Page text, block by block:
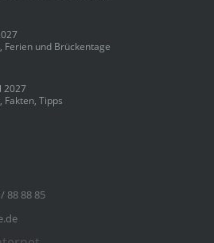
Ferien und Brückentage
2027
Fakten, Tipps
88 88 85